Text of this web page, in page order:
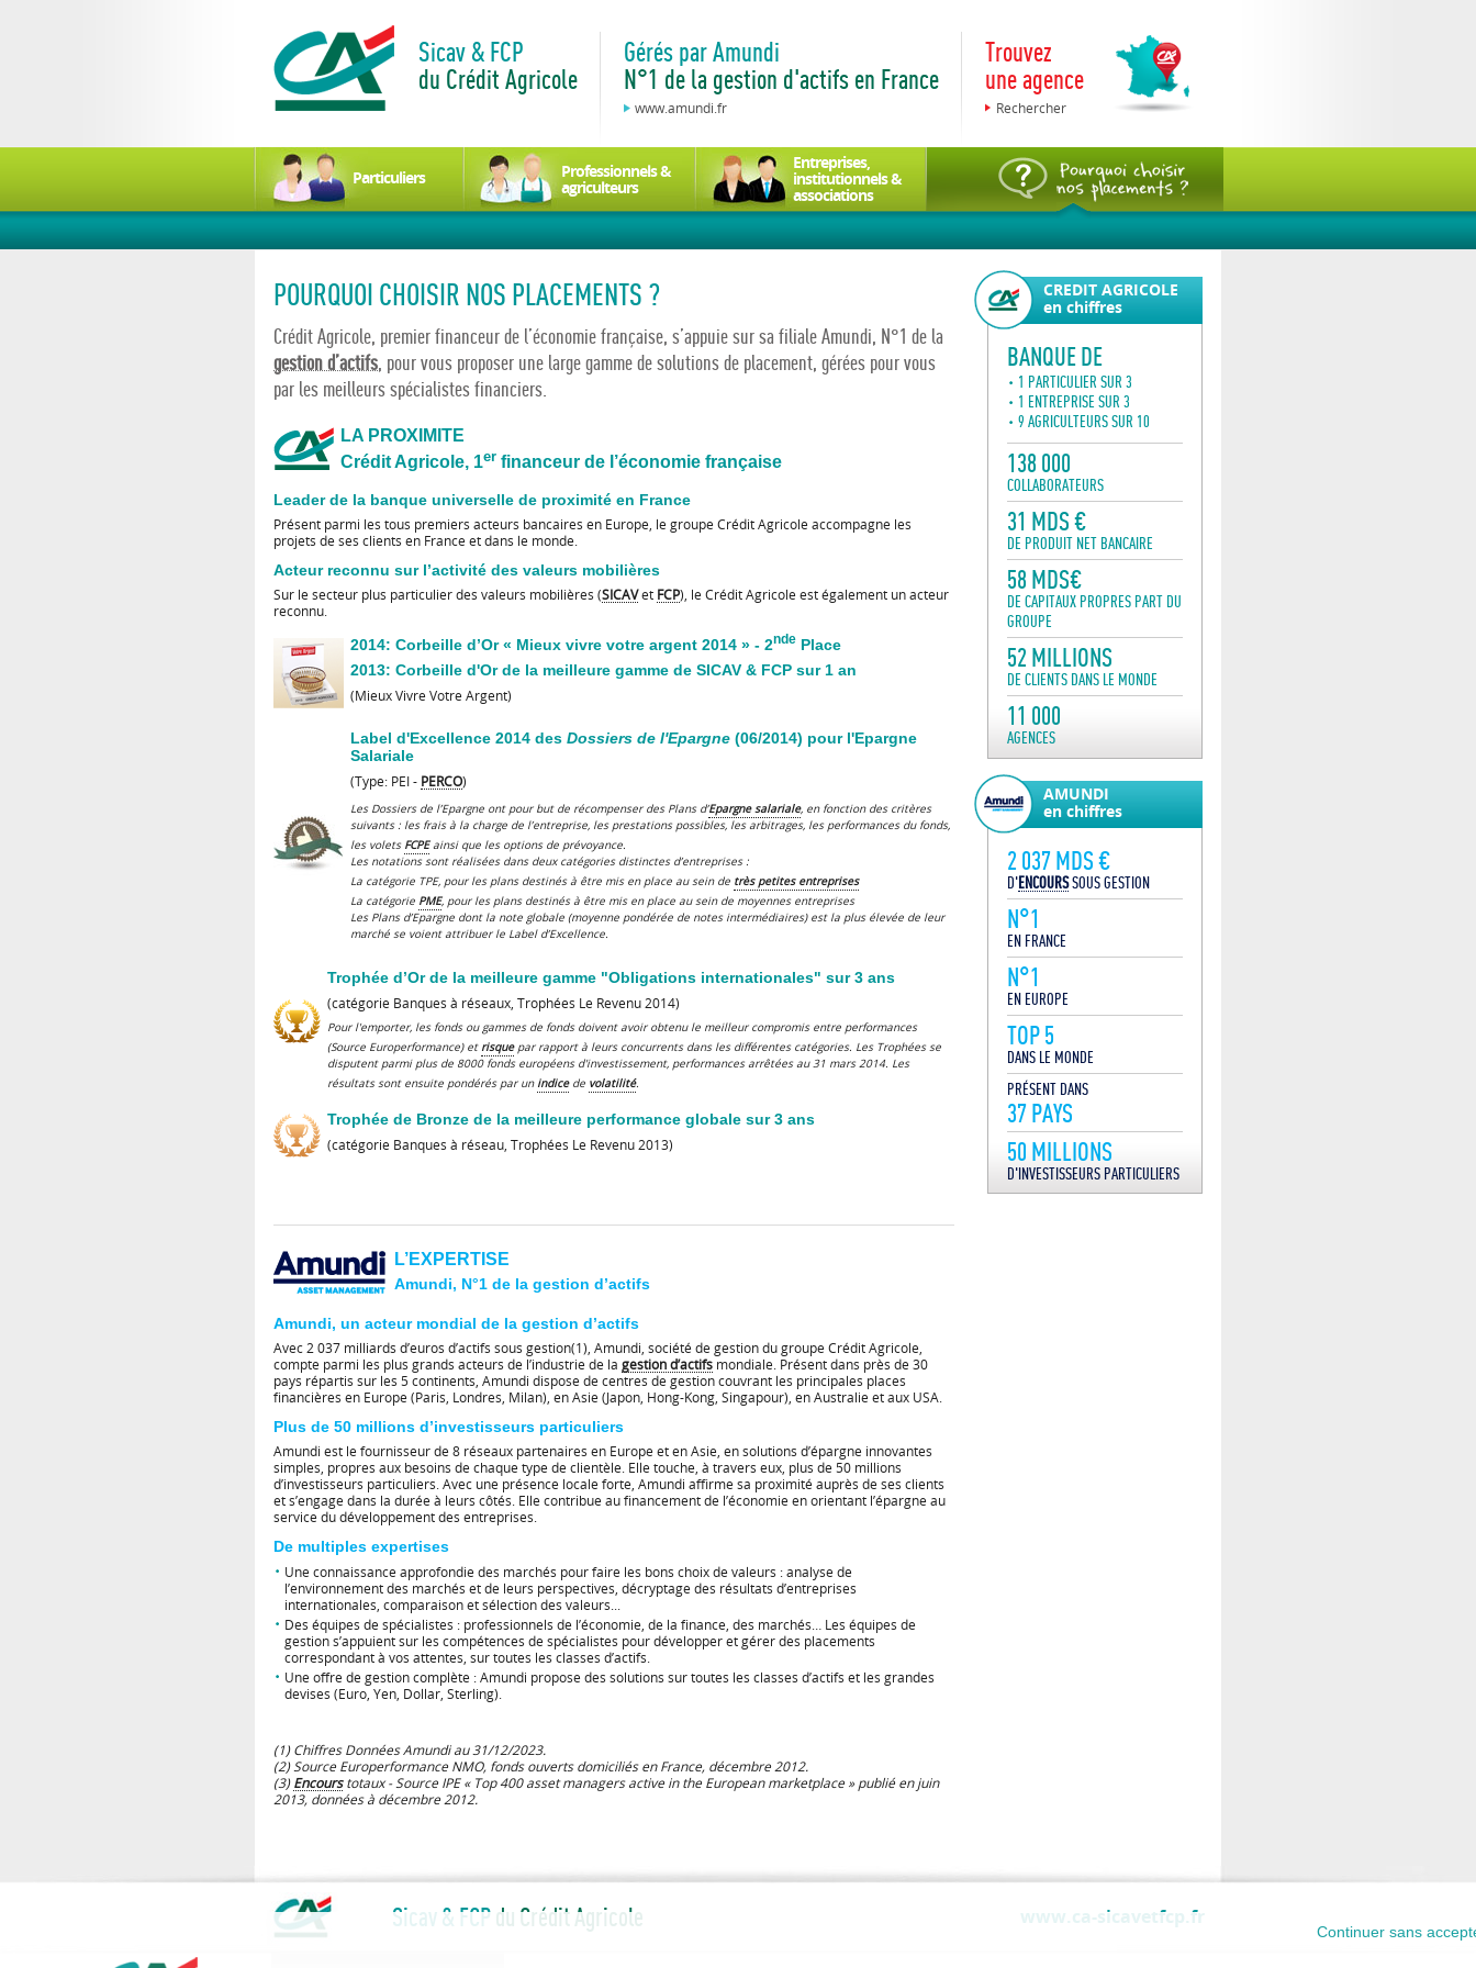
Continuer sans
Sicav & FCP
du Crédit Agricole
Gérés par Amundi
N°1 de la gestion d'actifs en France
www.amundi.fr
Trouvez
une agence
Rechercher
Particuliers Professionnels &
agriculteurs
Entreprises,
institutionnels &
associations
A A
POURQUOI CHOISIR NOS PLACEMENTS ?
Crédit Agricole, premier financeur de l’économie française, s’appuie sur sa filiale Amundi, N°1 de la
gestion d’actifs, pour vous proposer une large gamme de solutions de placement, gérées pour vous
par les meilleurs spécialistes financiers.
LA PROXIMITE
Crédit Agricole, 1er financeur de l’économie française
Leader de la banque universelle de proximité en France
Présent parmi les tous premiers acteurs bancaires en Europe, le groupe Crédit Agricole accompagne les
projets de ses clients en France et dans le monde.
Acteur reconnu sur l’activité des valeurs mobilières
Sur le secteur plus particulier des valeurs mobilières (SICAVet FCP), le Crédit Agricole est également un acteur
reconnu.
2014: Corbeille d’Or « Mieux vivre votre argent 2014 » - 2nde Place
2013: Corbeille d'Or de la meilleure gamme de SICAV & FCP sur 1 an
(Mieux Vivre Votre Argent)
Label d'Excellence 2014 des Dossiers de l'Epargne (06/2014) pour l'Epargne
Salariale
(Type: PEI - PERCO)
Les Dossiers de l’Epargne ont pour but de récompenser des Plans d’Epargne salariale, en fonction des critères
suivants : les frais à la charge de l’entreprise, les prestations possibles, les arbitrages, les performances du fonds,
les volets FCPEainsi que les options de prévoyance.
Les notations sont réalisées dans deux catégories distinctes d’entreprises :
La catégorie TPE, pour les plans destinés à être mis en place au sein de très petites entreprises
La catégorie PME, pour les plans destinés à être mis en place au sein de moyennes entreprises
Les Plans d’Epargne dont la note globale (moyenne pondérée de notes intermédiaires) est la plus élevée de leur
marché se voient attribuer le Label d’Excellence.
Trophée d’Or de la meilleure gamme "Obligations internationales" sur 3 ans
(catégorie Banques à réseaux, Trophées Le Revenu 2014)
Pour l'emporter, les fonds ou gammes de fonds doivent avoir obtenu le meilleur compromis entre performances
(Source Europerformance) et risquepar rapport à leurs concurrents dans les différentes catégories. Les Trophées se
disputent parmi plus de 8000 fonds européens d'investissement, performances arrêtées au 31 mars 2014. Les
résultats sont ensuite pondérés par un indicede volatilité.
Trophée de Bronze de la meilleure performance globale sur 3 ans
(catégorie Banques à réseau, Trophées Le Revenu 2013)
L’EXPERTISE
Amundi, N°1 de la gestion d’actifs
Amundi, un acteur mondial de la gestion d’actifs
Avec 2 037 milliards d’euros d’actifs sous gestion(1), Amundi, société de gestion du groupe Crédit Agricole,
compte parmi les plus grands acteurs de l’industrie de la gestion d’actifs mondiale. Présent dans près de 30
pays répartis sur les 5 continents, Amundi dispose de centres de gestion couvrant les principales places
financières en Europe (Paris, Londres, Milan), en Asie (Japon, Hong-Kong, Singapour), en Australie et aux USA.
Plus de 50 millions d’investisseurs particuliers
Amundi est le fournisseur de 8 réseaux partenaires en Europe et en Asie, en solutions d’épargne innovantes
simples, propres aux besoins de chaque type de clientèle. Elle touche, à travers eux, plus de 50 millions
d’investisseurs particuliers. Avec une présence locale forte, Amundi affirme sa proximité auprès de ses clients
et s’engage dans la durée à leurs côtés. Elle contribue au financement de l’économie en orientant l’épargne au
service du développement des entreprises.
De multiples expertises
Une connaissance approfondie des marchés pour faire les bons choix de valeurs : analyse de
l’environnement des marchés et de leurs perspectives, décryptage des résultats d’entreprises
internationales, comparaison et sélection des valeurs...
Des équipes de spécialistes : professionnels de l’économie, de la finance, des marchés… Les équipes de
gestion s’appuient sur les compétences de spécialistes pour développer et gérer des placements
correspondant à vos attentes, sur toutes les classes d’actifs.
Une offre de gestion complète : Amundi propose des solutions sur toutes les classes d’actifs et les grandes
devises (Euro, Yen, Dollar, Sterling).
(1) Chiffres Données Amundi au 31/12/2023.
(2) Source Europerformance NMO, fonds ouverts domiciliés en France, décembre 2012.
(3)Encourstotaux - Source IPE « Top 400 asset managers active in the European marketplace » publié en juin
2013, données à décembre 2012.
CREDIT AGRICOLE
en chiffres
BANQUE DE
1 PARTICULIER SUR 3
1 ENTREPRISE SUR 3
9 AGRICULTEURS SUR 10
138 000
COLLABORATEURS
31 MDS €
DE PRODUIT NET BANCAIRE
58 MDS€
DE CAPITAUX PROPRES PART DU
GROUPE
52 MILLIONS
DE CLIENTS DANS LE MONDE
11 000
AGENCES
AMUNDI
en chiffres
2 037 MDS €
D'ENCOURSSOUS GESTION
N°1
EN FRANCE
N°1
EN EUROPE
TOP 5
DANS LE MONDE
PRÉSENT DANS
37 PAYS
50 MILLIONS
D'INVESTISSEURS PARTICULIERS
Sicav & FCPdu Crédit Agricole www.ca-sicavetfcp.fr